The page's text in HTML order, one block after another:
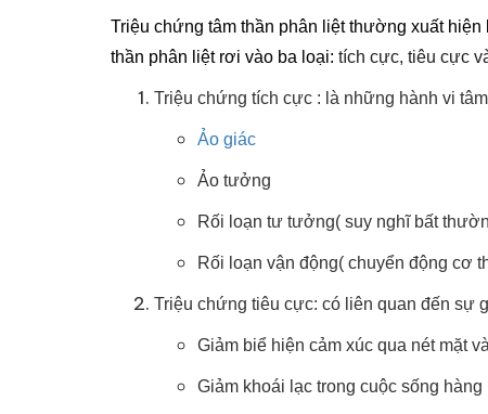
Triệu chứng tâm thần phân liệt thường xuất
thần phân liệt rơi vào ba loại: tích cực, tiêu cực
Triệu chứng tích cực : là những hành vi
Ảo giác
Ảo tưởng
Rối loạn tư tưởng( suy nghĩ bất
Rối loạn vận động( chuyển động cơ
Triệu chứng tiêu cực: có liên quan đến sự
Giảm biể hiện cảm xúc qua nét mặt
Giảm khoái lạc trong cuộc sống hàng